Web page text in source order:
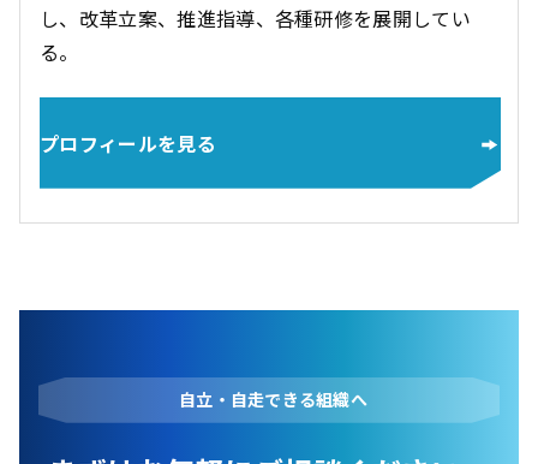
し、改革立案、推進指導、各種研修を展開してい
る。
プロフィールを見る
自立・自走できる組織へ